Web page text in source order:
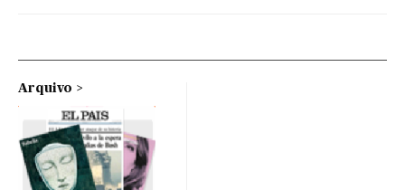
Arquivo